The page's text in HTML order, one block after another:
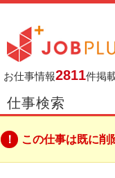
お仕事情報2811件掲
仕事検索
この仕事は既に削